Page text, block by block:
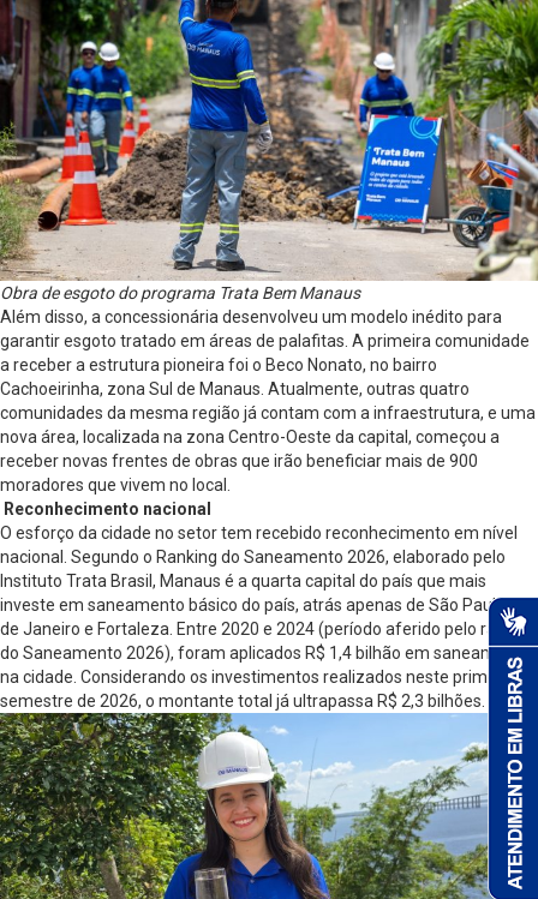
Obra de esgoto do programa Trata Bem Manaus
Além disso, a concessionária desenvolveu um modelo inédito para
garantir esgoto tratado em áreas de palafitas. A primeira comunidade
a receber a estrutura pioneira foi o Beco Nonato, no bairro
Cachoeirinha, zona Sul de Manaus. Atualmente, outras quatro
comunidades da mesma região já contam com a infraestrutura, e uma
nova área, localizada na zona Centro-Oeste da capital, começou a
receber novas frentes de obras que irão beneficiar mais de 900
moradores que vivem no local.
Reconhecimento nacional
O esforço da cidade no setor tem recebido reconhecimento em nível
nacional. Segundo o Ranking do Saneamento 2026, elaborado pelo
Instituto Trata Brasil, Manaus é a quarta capital do país que mais
investe em saneamento básico do país, atrás apenas de São Paulo, Rio
de Janeiro e Fortaleza. Entre 2020 e 2024 (período aferido pelo ranking
do Saneamento 2026), foram aplicados R$ 1,4 bilhão em saneamento
na cidade. Considerando os investimentos realizados neste primeiro
semestre de 2026, o montante total já ultrapassa R$ 2,3 bilhões.